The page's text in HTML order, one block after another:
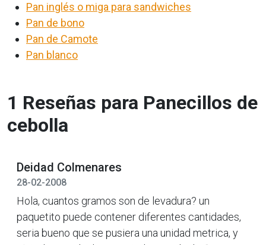
Pan inglés o miga para sandwiches
Pan de bono
Pan de Camote
Pan blanco
1 Reseñas para Panecillos de
cebolla
Deidad Colmenares
28-02-2008
Hola, cuantos gramos son de levadura? un
paquetito puede contener diferentes cantidades,
seria bueno que se pusiera una unidad metrica, y